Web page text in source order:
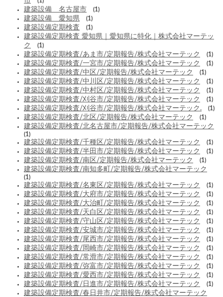
建築設備 名古屋市 (1)
建築設備 愛知県 (1)
建築設備定期検査 (1)
建築設備定期検査 愛知県｜愛知県に特化｜株式会社マーテッ
ク
(1)
建築設備定期検査/あま市/定期報告/株式会社マーテック (1)
建築設備定期検査/一宮市/定期報告/株式会社マーテック (1)
建築設備定期検査/中区/定期報告/株式会社マーテック (1)
建築設備定期検査/中川区/定期報告/株式会社マーテック (1)
建築設備定期検査/中村区/定期報告/株式会社マーテック (1)
建築設備定期検査/刈谷市/定期報告/株式会社マーテック (1)
建築設備定期検査/刈谷市/定期報告/株式会社マーテック. (1)
建築設備定期検査/北区/定期報告/株式会社マーテック (1)
建築設備定期検査/北名古屋市/定期報告/株式会社マーテック
(1)
建築設備定期検査/千種区/定期報告/株式会社マーテック (1)
建築設備定期検査/半田市/定期報告/株式会社マーテック (1)
建築設備定期検査/南区/定期報告/株式会社マーテック (1)
建築設備定期検査/南知多町/定期報告/株式会社マーテック
(1)
建築設備定期検査/名東区/定期報告/株式会社マーテック (1)
建築設備定期検査/大府市/定期報告/株式会社マーテック (1)
建築設備定期検査/大治町/定期報告/株式会社マーテック (1)
建築設備定期検査/天白区/定期報告/株式会社マーテック (1)
建築設備定期検査/守山区/定期報告/株式会社マーテック (1)
建築設備定期検査/安城市/定期報告/株式会社マーテック (1)
建築設備定期検査/尾西市/定期報告/株式会社マーテック (1)
建築設備定期検査/岡崎市/定期報告/株式会社マーテック (1)
建築設備定期検査/常滑市/定期報告/株式会社マーテック (1)
建築設備定期検査/弥富市/定期報告/株式会社マーテック (1)
建築設備定期検査/愛西市/定期報告/株式会社マーテック (1)
建築設備定期検査/日進市/定期報告/株式会社マーテック (1)
建築設備定期検査/春日井市/定期報告/株式会社マーテック